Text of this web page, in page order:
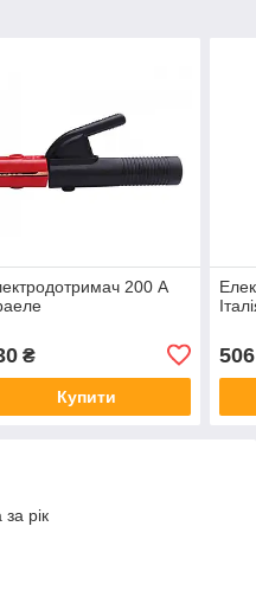
200 А
₴
Купити
506
рік